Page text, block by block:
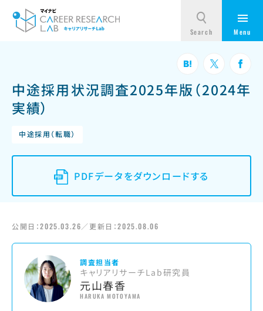
中途採用状況調査2025年版（2024年
実績）
中途採用（転職）
PDFデータをダウンロードする
公開日：2025.03.26／更新日：2025.08.06
調査担当者
キャリアリサーチLab研究員
元山春香
HARUKA MOTOYAMA